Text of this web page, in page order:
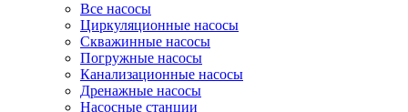
Все насосы
Циркуляционные насосы
Скважинные насосы
Погружные насосы
Канализационные насосы
Дренажные насосы
Насосные станции